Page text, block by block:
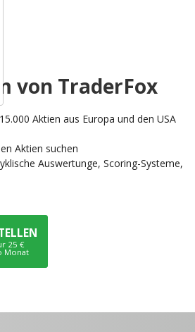
von TraderFox
Aktien aus Europa und den USA
Aktien suchen
Auswertunge, Scoring-Systeme,
25 €
Monat